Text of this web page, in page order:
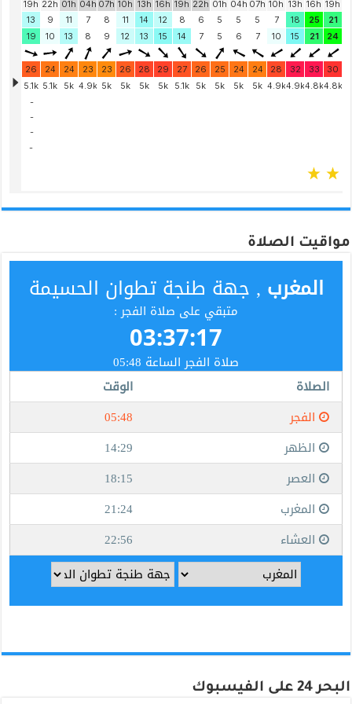
مواقيت الصلاة
البحر 24 على الفيسبوك